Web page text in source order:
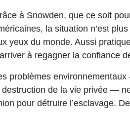
à Snowden, que ce soit
la situation n’est
yeux du monde. Aussi
à regagner la confiance
problèmes
destruction de la vie privée —
pour détruire l’esclavage.